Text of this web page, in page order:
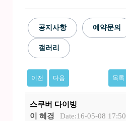
공지사항 예약문의
갤러리
이전 다음 목록
스쿠버 다이빙
이 혜경
Date:16-05-08 17:50